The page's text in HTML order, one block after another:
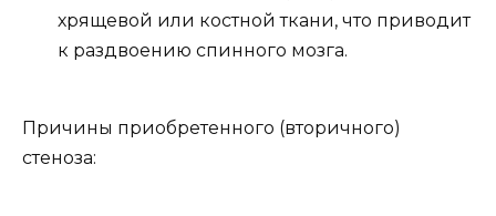
хрящевой или костной ткани, что приводит
к раздвоению спинного мозга.
Причины приобретенного (вторичного)
стеноза: